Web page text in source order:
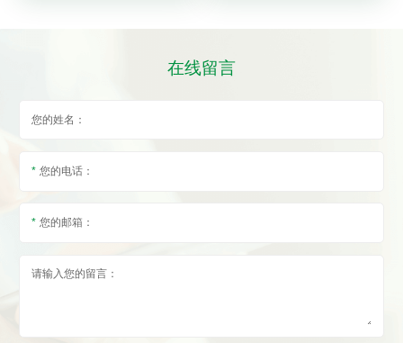
在线留言
您的姓名：
您的电话：
您的邮箱：
请输入您的留言：